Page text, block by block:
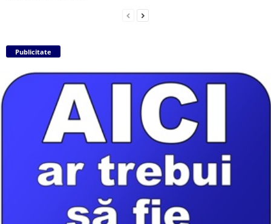
Publicitate